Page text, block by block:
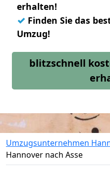
erhalten!
✓ Finden Sie das
Umzug!
blitzschnell
Umzugsunternehmen
Hannover nach Asse